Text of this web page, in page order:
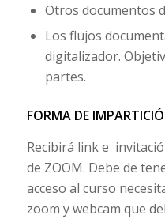
Otros documentos
Los flujos
digitalizador.
partes.
FORMA DE
Recibirá link e
de ZOOM. Debe de
acceso al curso
zoom y webcam que